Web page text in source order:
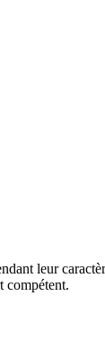
leur
compétent.